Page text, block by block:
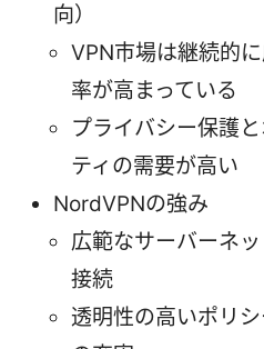
向）
VPN市場は継続的
率が高まっている
プライバシー保護
ティの需要が高い
NordVPNの強み
広範なサーバーネ
接続
透明性の高いポリ